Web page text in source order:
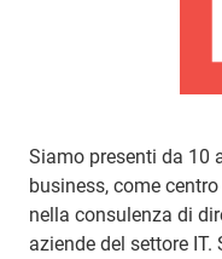
Siamo presenti da 10
business, come
nella consulenza di
aziende del settore